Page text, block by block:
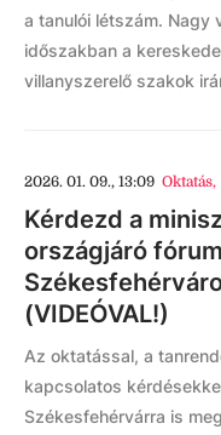
a tanulói létszám. Nagy
időszakban a
villanyszerelő szakok
2026. 01. 09., 13:09 Oktatás,
Kérdezd a
országjáró fórum
(VIDEÓVAL!)
Az oktatással, a
kapcsolatos
Székesfehérvárra is